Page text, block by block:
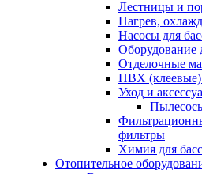
Лестницы и
Нагрев,
Насосы для
Оборудование
Отделочные
ПВХ
Уход и
фильтры
Химия для
Отопительное